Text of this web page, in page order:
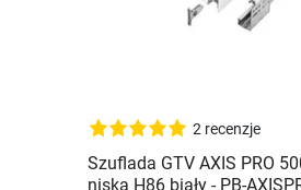
2 recenzje
Szuflada GTV AXIS PRO
niska H86 biały - PB-